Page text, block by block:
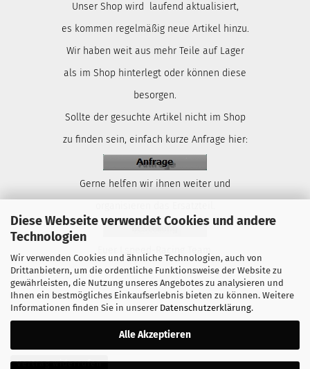
Diese Webseite verwendet Cookies und andere
Technologien
Wir verwenden Cookies und ähnliche Technologien, auch von
Drittanbietern, um die ordentliche Funktionsweise der Website zu
gewährleisten, die Nutzung unseres Angebotes zu analysieren und
Ihnen ein bestmögliches Einkaufserlebnis bieten zu können. Weitere
Informationen finden Sie in unserer Datenschutzerklärung.
Alle Akzeptieren
Unser Shop wird laufend aktualisiert,
es kommen regelmäßig neue Artikel hinzu.
Wir haben weit aus mehr Teile auf Lager
als im Shop hinterlegt oder können diese
besorgen.
Sollte der gesuchte Artikel nicht im Shop
zu finden sein, einfach kurze Anfrage hier:
Gerne helfen wir ihnen weiter und
Vertrag widerrufen